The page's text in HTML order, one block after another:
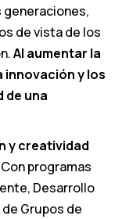
de vista de los
Al aumentar la
innovación y los
de una
y creatividad
Con programas
Desarrollo
Grupos de